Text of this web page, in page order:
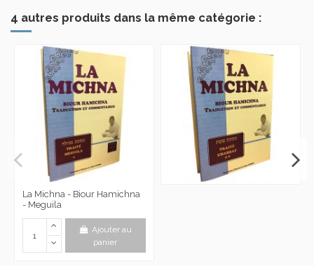
4 autres produits dans la même catégorie :
La Michna - Biour Hamichna
- Meguila
Ajouter au
panier